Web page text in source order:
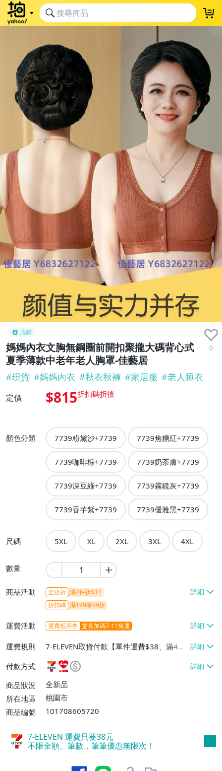
店鋪
媽媽內衣文胸無鋼圈前開扣聚攏大碼背心式
夏季薄款中老年老人胸罩-佳藝居
0
#現貨 #媽媽內衣 #秋衣秋褲 #家居服 #老人睡衣
定價 $815
顏色分類 7739粉黛沙+7739 7739焦糖紅+7739
7739咖啡棕+7739 7739奶茶膚+7739
7739深豆綠+7739 7739霧鏡灰+7739
7739香芋紫+7739 7739優雅黑+7739
尺碼 5XL XL 2XL 3XL 4XL
數量
商品活動 全店折 滿2件折$11
折扣碼 滿199享99折
運費活動 運費抵用券 驚喜加碼7-11免運
運費規則
7-ELEVEN取貨付款【單件運費$38、滿4件
或消費滿$888免運費】、7-ELEVEN取貨不
付款【單件運費$38、滿4件或消費滿$888
免運費】、萊爾富取貨付款【單件運費$6
0、滿4件或消費滿$888免運費】、宅配/貨
付款方式
商品狀況
全新品
所在地區
桃園市
商品編號
101708605720
7-ELEVEN 運費只要38元
不限金額、筆數，筆筆優惠無限次！